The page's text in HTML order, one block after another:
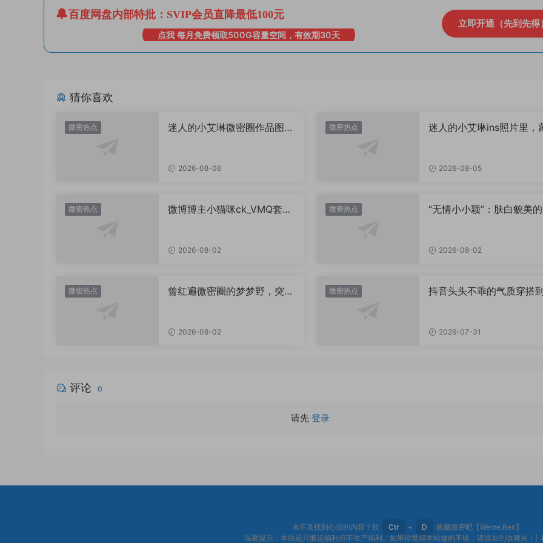
百度网盘内部特批：SVIP会员直降最低100元
点我 每月免费领取500G容量空间，有效期30天
立即开通（先到先得）
猜你喜欢
微密热点
迷人的小艾琳微密圈作品图
2026-08-06
微密热点
迷人的小艾琳ins照片里，
2026-08-05
微密热点
微博博主小猫咪ck_VMQ套
2026-08-02
微密热点
“无情小小颖”：肤白貌美的
2026-08-02
微密热点
曾红遍微密圈的梦梦野，突然
2026-08-02
微密热点
抖音头头不乖的气质穿搭
2026-07-31
评论 0
请先 登录
来不及找到心仪的内容？按 Ctr + D
收藏微密吧【Weme.Ren】
温馨提示：本站是只搬运福利但不生产福利。如果你觉得本站做的不错，请添加到收藏夹！|